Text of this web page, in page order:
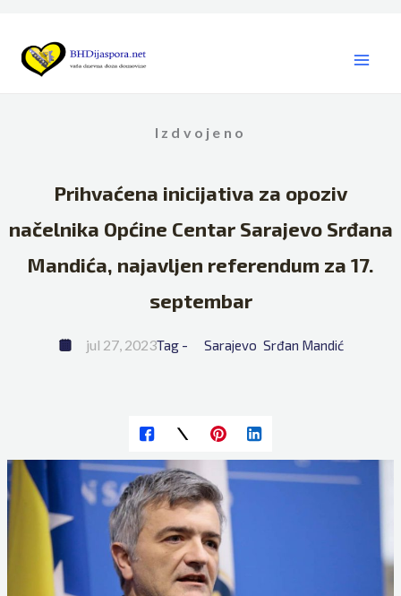
content
Izdvojeno
Prihvaćena inicijativa za opoziv
načelnika Općine Centar Sarajevo Srđana
Mandića, najavljen referendum za 17.
septembar
jul 27, 2023Tag - Sarajevo Srđan Mandić